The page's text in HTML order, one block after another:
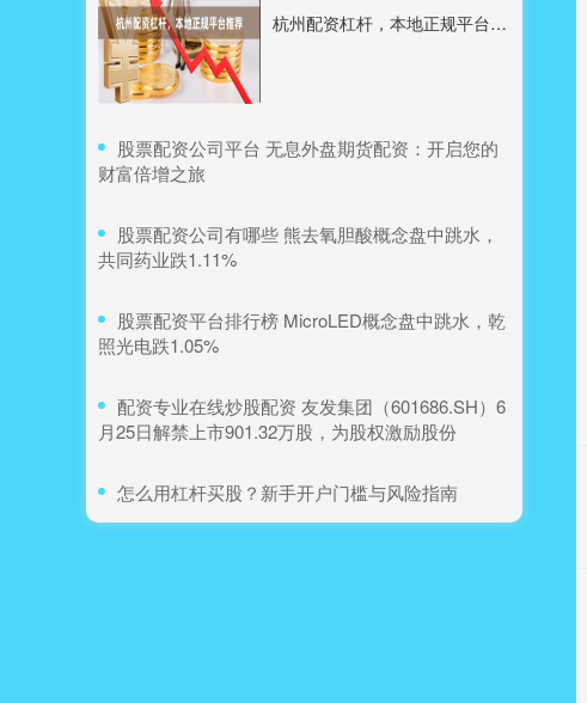
杭州配资杠杆，本地正规平台推荐
​股票配资公司平台 无息外盘期货配资：开启您的
财富倍增之旅
​股票配资公司有哪些 熊去氧胆酸概念盘中跳水，
共同药业跌1.11%
​股票配资平台排行榜 MicroLED概念盘中跳水，乾
照光电跌1.05%
​配资专业在线炒股配资 友发集团（601686.SH）6
月25日解禁上市901.32万股，为股权激励股份
​怎么用杠杆买股？新手开户门槛与风险指南